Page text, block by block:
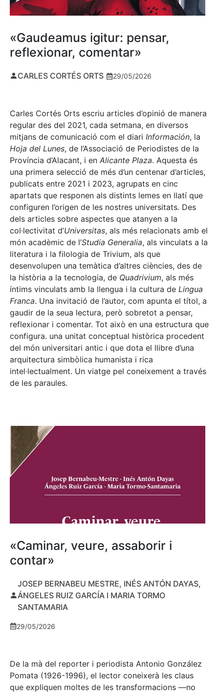
«Gaudeamus igitur: pensar,
reflexionar, comentar»
CARLES CORTÉS ORTS 29/05/2026
Carles Cortés Orts escriu articles d’opinió de manera
regular des del 2021, cada setmana, en diversos
mitjans de comunicació com el diari Información, la
Hoja del Lunes, de l’Associació de Periodistes de la
Província d’Alacant, i en Alicante Plaza. Aquesta és
una primera selecció de més d’un centenar d’articles,
publicats entre 2021 i 2023, agrupats en cinc
apartats que responen als distints lemes en llatí que
configuren l’origen de les nostres universitats. Des
dels articles sobre aspectes que atanyen a la
col·lectivitat d’Universitas, als més relacionats amb el
món acadèmic de l’Studia Generalia, als vinculats a la
literatura i la filologia de Trivium, als que
desenvolupen una temàtica d’altres ciències, des de
la història a la tecnologia, de Quadrivium, als més
íntims vinculats amb la llengua i la cultura de Lingua
Franca. Una invitació de l’autor, com apunta el títol, a
gaudir de la seua lectura, però sobretot a pensar,
reflexionar i comentar. Tot això en una estructura que
configura. una unitat conceptual històrica procedent
del món universitari antic i que dota el llibre d’una
arquitectura simbòlica humanista i rica
intel·lectualment. Un viatge pel coneixement a través
de les paraules.
«Caminar, veure, assaborir i
contar»
JOSEP BERNABEU MESTRE, INÉS ANTÓN DAYAS,
ÁNGELES RUIZ GARCÍA I MARIA TORMO
SANTAMARIA
29/05/2026
De la mà del reporter i periodista Antonio González
Pomata (1926-1996), el lector coneixerà les claus
que expliquen moltes de les transformacions —no